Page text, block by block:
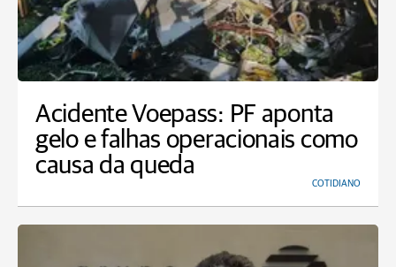
Acidente Voepass: PF aponta
gelo e falhas operacionais como
causa da queda
COTIDIANO